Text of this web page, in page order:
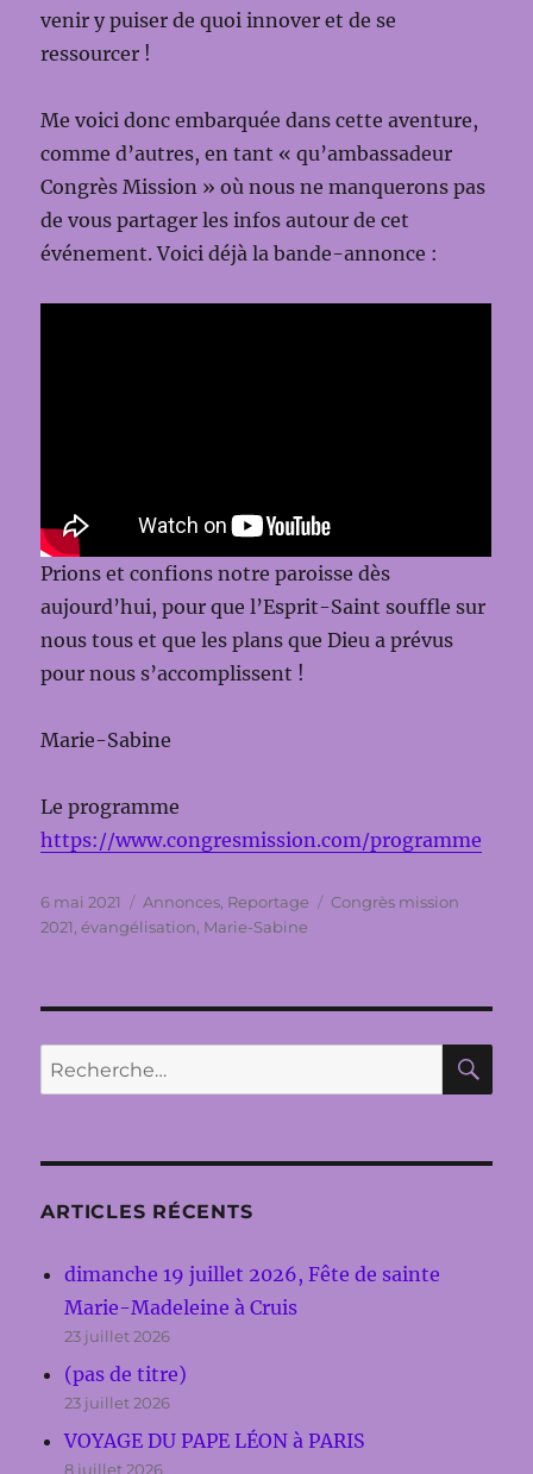
venir y puiser de quoi innover et de se
ressourcer !
Me voici donc embarquée dans cette aventure,
comme d’autres, en tant « qu’ambassadeur
Congrès Mission » où nous ne manquerons pas
de vous partager les infos autour de cet
événement. Voici déjà la bande-annonce :
Prions et confions notre paroisse dès
aujourd’hui, pour que l’Esprit-Saint souffle sur
nous tous et que les plans que Dieu a prévus
pour nous s’accomplissent !
Marie-Sabine
Le programme
https://www.congresmission.com/programme
Publié
le
6 mai 2021 Catégories
Annonces, Reportage Étiquettes
Congrès mission
2021,évangélisation, Marie-Sabine
Recherche
pour :
ARTICLES RÉCENTS
dimanche 19 juillet 2026, Fête de sainte
Marie-Madeleine à Cruis
23 juillet 2026
(pas de titre)
23 juillet 2026
VOYAGE DU PAPE LÉON à PARIS
8 juillet 2026